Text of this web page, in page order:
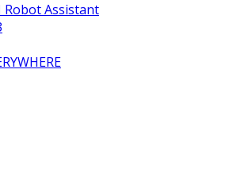
Robot Assistant